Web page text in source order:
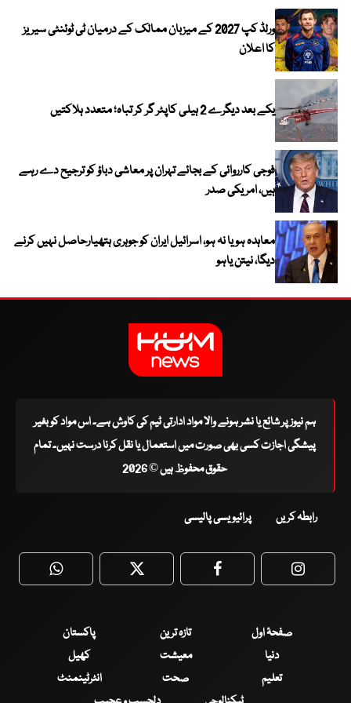
ورلڈ کپ 2027 کے میزبان ممالک کے درمیان ٹی ٹوئنٹی سیریز
کا اعلان
یکے بعد دیگرے 2 ہیلی کاپٹر گر کر تباہ؛ متعدد ہلاکتیں
فوجی کارروائی کے بجائے تہران پر معاشی دباؤ کو ترجیح دے رہے
ہیں، امریکی صدر
معاہدہ ہو یا نہ ہو، اسرائیل ایران کو جوہری ہتھیارحاصل نہیں کرنے
دیگا، نیتن یاہو
ہم نیوز پر شائع یا نشر ہونے والا مواد ادارتی ٹیم کی کاوش ہے۔ اس مواد کو بغیر
پیشگی اجازت کسی بھی صورت میں استعمال یا نقل کرنا درست نہیں۔ تمام
حقوق محفوظ ہیں © 2026
رابطہ کریں پرائیویسی پالیسی
WhatsApp Twitter Facebook
صفحۂ اول تازہ ترین
پاکستان
دنیا
معیشت
کھیل
تعلیم
صحت
انٹرٹینمنٹ